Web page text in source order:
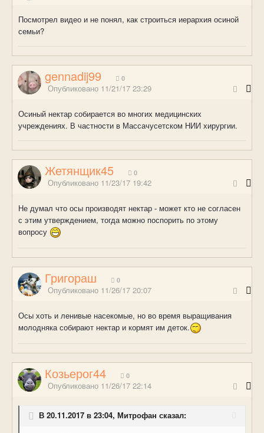
Посмотрел видео и не понял, как строиться иерархия осиной
семьи?
gennadij99 0
Опубликовано 11/21/17 23:29
Осиный нектар собирается во многих медицинских
учреждениях. В частности в Массачусетском НИИ хирургии.
Жетянщик45 0
Опубликовано 11/23/17 19:42
Не думал что осы производят нектар - может кто не согласен
с этим утверждением, тогда можно поспорить по этому
вопросу
Григораш 0
Опубликовано 11/26/17 20:07
Осы хоть и ленивые насекомые, но во время выращивания
молодняка собирают нектар и кормят им деток.
Козьерог44 0
Опубликовано 11/26/17 22:14
В 20.11.2017 в 23:04, Митрофан сказал: